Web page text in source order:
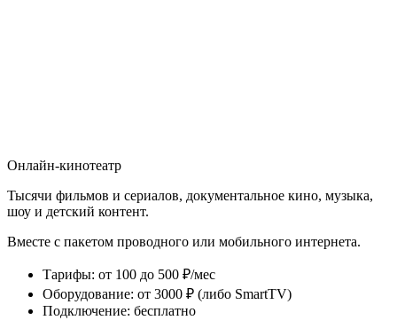
Онлайн-кинотеатр
Тысячи фильмов и сериалов, документальное кино, музыка,
шоу и детский контент.
Вместе с пакетом проводного или мобильного интернета.
Тарифы: от 100 до 500 ₽/мес
Оборудование: от 3000 ₽ (либо SmartTV)
Подключение: бесплатно